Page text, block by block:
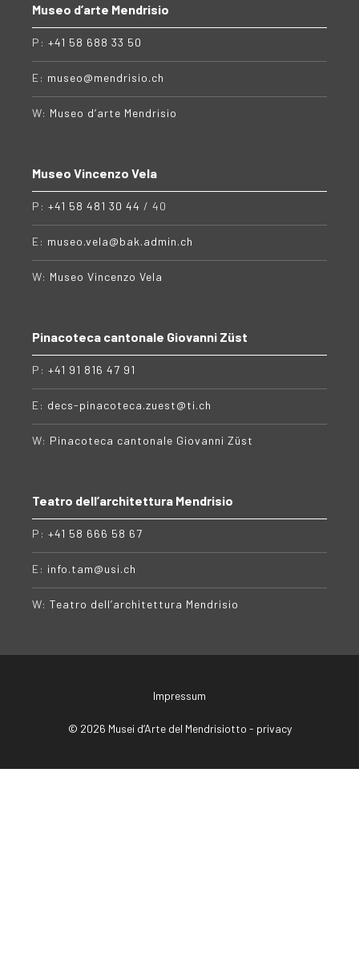
Museo d’arte Mendrisio
P: +41 58 688 33 50
E: museo@mendrisio.ch
W: Museo d’arte Mendrisio
Museo Vincenzo Vela
P: +41 58 481 30 44 / 40
E: museo.vela@bak.admin.ch
W: Museo Vincenzo Vela
Pinacoteca cantonale Giovanni Züst
P: +41 91 816 47 91
E: decs-pinacoteca.zuest@ti.ch
W: Pinacoteca cantonale Giovanni Züst
Teatro dell’architettura Mendrisio
P: +41 58 666 58 67
E: info.tam@usi.ch
W: Teatro dell’architettura Mendrisio
Impressum
© 2026 Musei d’Arte del Mendrisiotto - privacy